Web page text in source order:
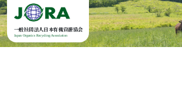
Skip to content
一般社団法人日本有機資源協会
Japan Organics Recycling Association